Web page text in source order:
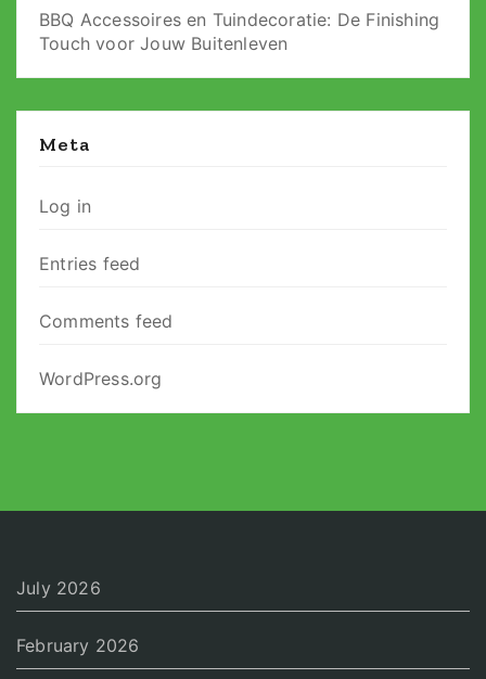
BBQ Accessoires en Tuindecoratie: De Finishing
Touch voor Jouw Buitenleven
Meta
Log in
Entries feed
Comments feed
WordPress.org
July 2026
February 2026